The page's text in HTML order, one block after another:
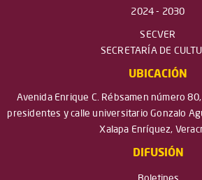
2024 - 2030
SECVER
SECRETARÍA DE
UBICACIÓN
Avenida Enrique C. Rébsamen número
presidentes y calle universitario Gonzalo
Xalapa Enríquez,
DIFUSIÓN